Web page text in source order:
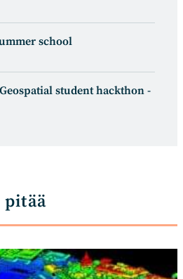
school
student hackthon -
pitää